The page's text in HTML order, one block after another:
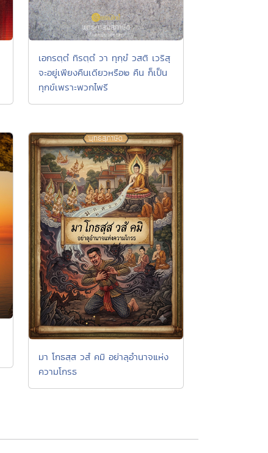
เอกรตฺตํ ทิรตฺตํ วา ทุกฺขํ วสติ เวริสุ
จะอยู่เพียงคืนเดียวหรือ๒ คืน ก็เป็น
ทุกข์เพราะพวกไพรี
มา โกธสฺส วสํ คมิ อย่าลุอำนาจแห่ง
ความโกรธ